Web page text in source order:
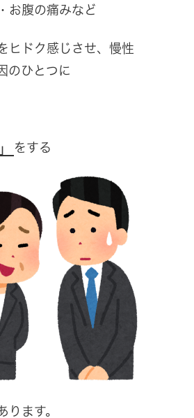
お腹の痛みなど
ヒドク感じさせ、慢性
のひとつに
をする
ります。